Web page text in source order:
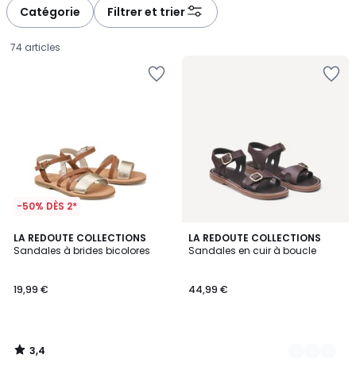
Catégorie Filtrer et trier
74 articles
-50% DÈS 2*
LA REDOUTE COLLECTIONS
Sandales à brides bicolores
€.
19,99 €
3,4
/ 5
3,4
/
LA REDOUTE COLLECTIONS
Sandales en cuir à boucle
44,99 €
2
Couleurs